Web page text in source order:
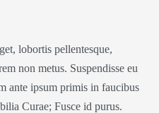
lobortis pellentesque,
non metus. Suspendisse eu
ante ipsum primis in faucibus
Curae; Fusce id purus.